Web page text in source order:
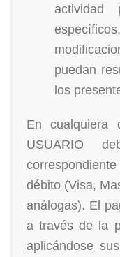
puedan
los
En cualquiera
USUARIO
débito (Visa,
análogas). El
a través de la
aplicándose